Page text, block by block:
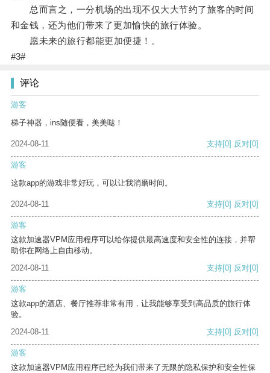
总而言之，一分机场的出现不仅大大节约了旅客的时间
和金钱，还为他们带来了更加愉快的旅行体验。
愿未来的旅行都能更加便捷！。
#3#
评论
游客
梯子神器，ins随便看，美美哒！
2024-08-11 支持[0] 反对[0]
游客
这款app的游戏非常好玩，可以让我消磨时间。
2024-08-11 支持[0] 反对[0]
游客
这款加速器VPM应用程序可以给你提供最高速度和安全性的连接，并帮
助你在网络上自由移动。
2024-08-11
支持[0] 反对[0]
游客
这款app的酒店、餐厅推荐非常有用，让我能够享受到高品质的旅行体
验。
2024-08-11
支持[0] 反对[0]
游客
这款加速器VPM应用程序已经为我们带来了无限的隐私保护和安全性保